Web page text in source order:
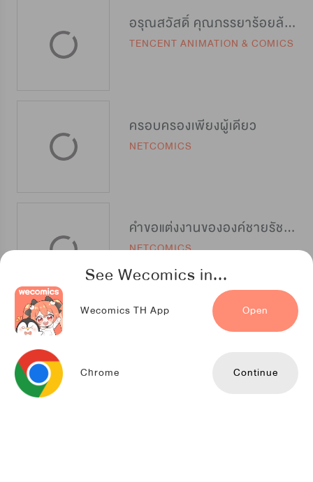
See Wecomics in...
Wecomics TH App Open
Chrome Continue
อรุณสวัสดิ์ คุณภรรยาร้อยล้าน
TENCENT ANIMATION & COMICS
ครอบครองเพียงผู้เดียว
NETCOMICS
คำขอแต่งงานขององค์ชายรัชทายาท
NETCOMICS
ฉีกกระชากหน้ากากมายา